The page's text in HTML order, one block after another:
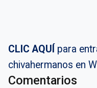
CLIC AQUÍ para
chivahermanos en
Comentarios